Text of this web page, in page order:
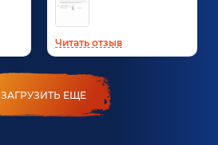
Читать отзыв
ЗАГРУЗИТЬ ЕЩЕ